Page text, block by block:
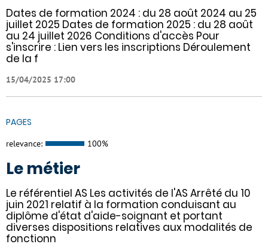
Dates de formation 2024 : du 28 août 2024 au 25
juillet 2025 Dates de formation 2025 : du 28 août
au 24 juillet 2026 Conditions d'accès Pour
s'inscrire : Lien vers les inscriptions Déroulement
de la f
15/04/2025 17:00
PAGES
relevance: 100%
Le métier
Le référentiel AS Les activités de l'AS Arrêté du 10
juin 2021 relatif à la formation conduisant au
diplôme d'état d'aide-soignant et portant
diverses dispositions relatives aux modalités de
fonctionn